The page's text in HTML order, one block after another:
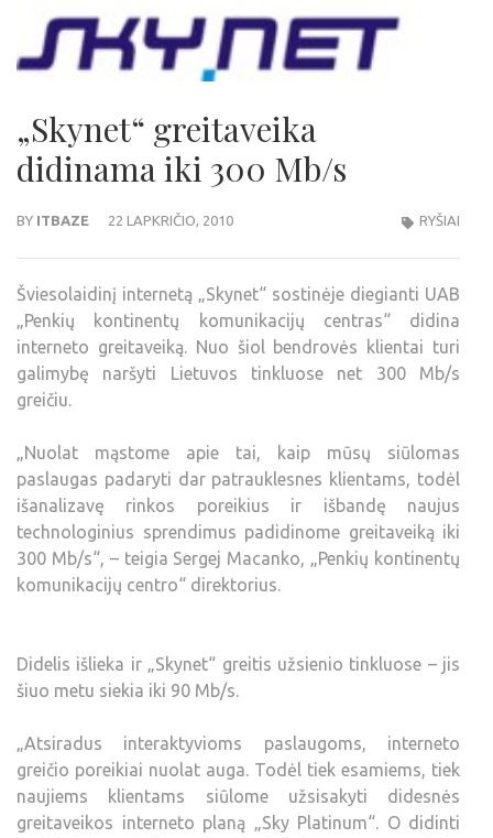
„Skynet“ greitaveika
didinama iki 300 Mb/s
BY ITBAZE 22 LAPKRIČIO, 2010 RYŠIAI
Šviesolaidinį internetą „Skynet“ sostinėje diegianti UAB
„Penkių kontinentų komunikacijų centras“ didina
interneto greitaveiką. Nuo šiol bendrovės klientai turi
galimybę naršyti Lietuvos tinkluose net 300 Mb/s
greičiu.
„Nuolat mąstome apie tai, kaip mūsų siūlomas
paslaugas padaryti dar patrauklesnes klientams, todėl
išanalizavę rinkos poreikius ir išbandę naujus
technologinius sprendimus padidinome greitaveiką iki
300 Mb/s“, – teigia Sergej Macanko, „Penkių kontinentų
komunikacijų centro“ direktorius.
Didelis išlieka ir „Skynet“ greitis užsienio tinkluose – jis
šiuo metu siekia iki 90 Mb/s.
„Atsiradus interaktyvioms paslaugoms, interneto
greičio poreikiai nuolat auga. Todėl tiek esamiems, tiek
naujiems klientams siūlome užsisakyti didesnės
greitaveikos interneto planą „Sky Platinum“. O didinti